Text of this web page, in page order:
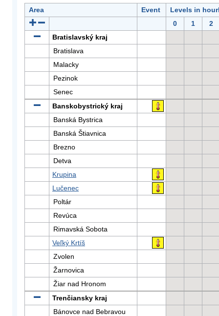
Area Event
Levels in
0
1
2
Bratislavský kraj
Bratislava
Malacky
Pezinok
Senec
Banskobystrický kraj
Banská Bystrica
Banská Štiavnica
Brezno
Detva
Krupina
Lučenec
Poltár
Revúca
Rimavská Sobota
Veľký Krtíš
Zvolen
Žarnovica
Žiar nad Hronom
Trenčiansky kraj
Bánovce nad Bebravou